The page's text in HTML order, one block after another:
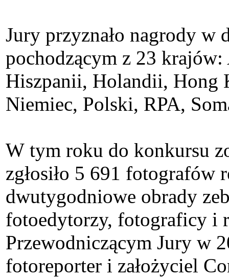
Jury przyznało nagrody
pochodzącym z 23
Hiszpanii, Holandii, Hong
Niemiec, Polski, RPA,
W tym roku do konkursu
zgłosiło 5 691 fotografów
dwutygodniowe obrady
fotoedytorzy, fotograficy i
Przewodniczącym Jury w
fotoreporter i założyciel